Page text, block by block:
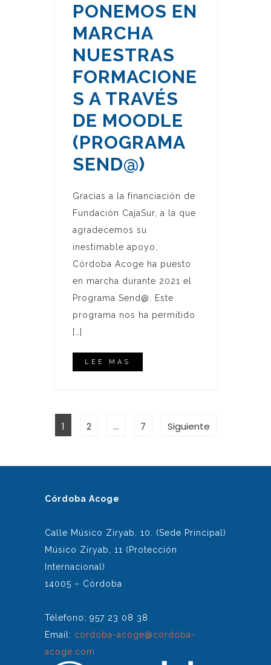
PONEMOS EN
MARCHA
NUESTRAS
FORMACIONE
S A TRAVÉS
DE MOODLE
(PROGRAMA
SEND@)
Gracias a la financiación de
Fundación CajaSur, a la que
agradecemos su
inestimable apoyo,
Córdoba Acoge ha puesto
en marcha durante 2021 el
Programa Send@. Este
programa nos ha permitido
[…]
LEE MAS
PAGINACIÓN
DEPágina
1 Página
2 … Página
7 Siguiente
Córdoba Acoge
Calle Músico Ziryab, 10. (Sede Principal)
Músico Ziryab, 11 (Protección
Internacional)
14005 – Córdoba
Télefono: 957 23 08 38
Email: cordoba-acoge@cordoba-
acoge.com